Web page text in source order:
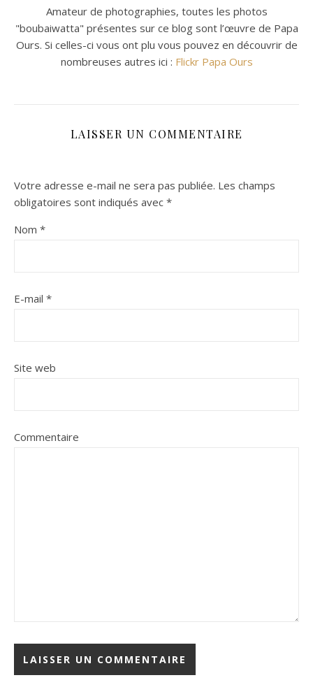
Amateur de photographies, toutes les photos
"boubaiwatta" présentes sur ce blog sont l’œuvre de Papa
Ours. Si celles-ci vous ont plu vous pouvez en découvrir de
nombreuses autres ici : Flickr Papa Ours
LAISSER UN COMMENTAIRE
Votre adresse e-mail ne sera pas publiée. Les champs
obligatoires sont indiqués avec *
Nom *
E-mail *
Site web
Commentaire